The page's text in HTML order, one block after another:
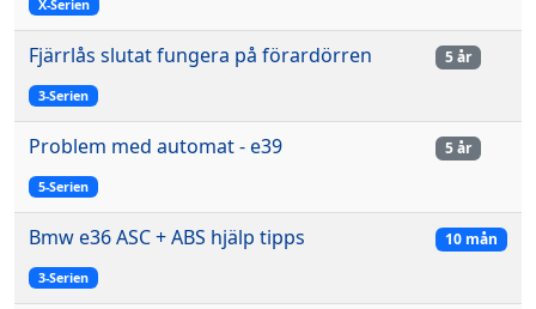
X-Serien
Fjärrlås slutat fungera på förardörren
3-Serien
5 år
Problem med automat - e39
5-Serien
5 år
Bmw e36 ASC + ABS hjälp tipps
3-Serien
10 mån